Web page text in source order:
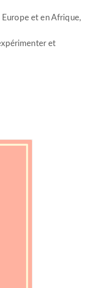
et en Afrique,
et